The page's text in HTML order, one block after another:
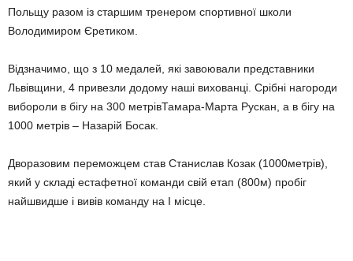
Польщу разом із старшим тренером спортивної школи
Володимиром Єретиком.
Відзначимо, що з 10 медалей, які завоювали представники
Львівщини, 4 привезли додому наші вихованці. Срібні нагороди
вибороли в бігу на 300 метрівТамара-Марта Рускан, а в бігу на
1000 метрів – Назарій Босак.
Дворазовим переможцем став Станислав Козак (1000метрів),
який у складі естафетної команди свій етап (800м) пробіг
найшвидше і вивів команду на І місце.